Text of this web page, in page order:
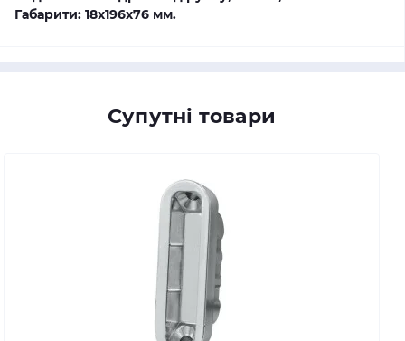
Габарити: 18х196х76 мм.
Супутні товари